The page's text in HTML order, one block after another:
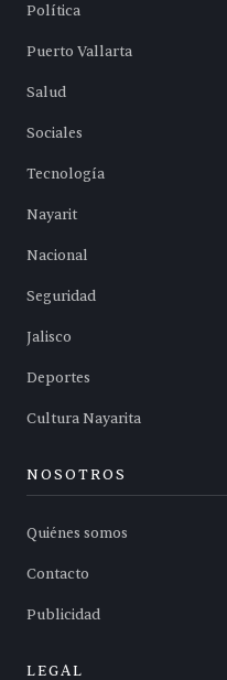
Política
Puerto Vallarta
Salud
Sociales
Tecnología
Nayarit
Nacional
Seguridad
Jalisco
Deportes
Cultura Nayarita
NOSOTROS
Quiénes somos
Contacto
Publicidad
LEGAL